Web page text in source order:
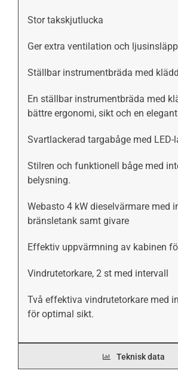
Stor takskjutlucka
Ger extra ventilation och
Ställbar instrumentbräda med
En ställbar instrumentbräda med
bättre ergonomi, sikt och en
Svartlackerad targabåge med LED-
Stilren och funktionell båge med
belysning.
Webasto 4 kW dieselvärmare med
bränsletank samt givare
Effektiv uppvärmning av kabinen
Vindrutetorkare, 2 st med intervall
Två effektiva vindrutetorkare med
för optimal sikt.
Teknisk data